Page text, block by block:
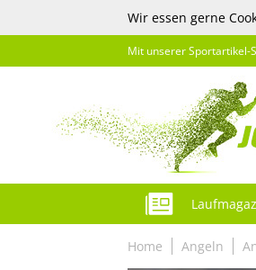
Wir essen gerne
Mit unserer Sportartikel-
Home Angeln